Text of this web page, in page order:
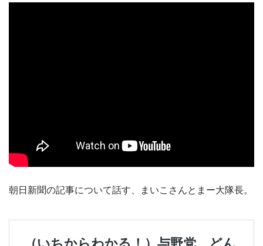
朝日新聞の記事について話す、まいこさんとまー大隊長。